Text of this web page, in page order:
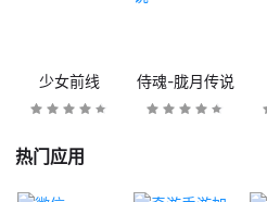
少女前线 侍魂-胧月传说
热门应用